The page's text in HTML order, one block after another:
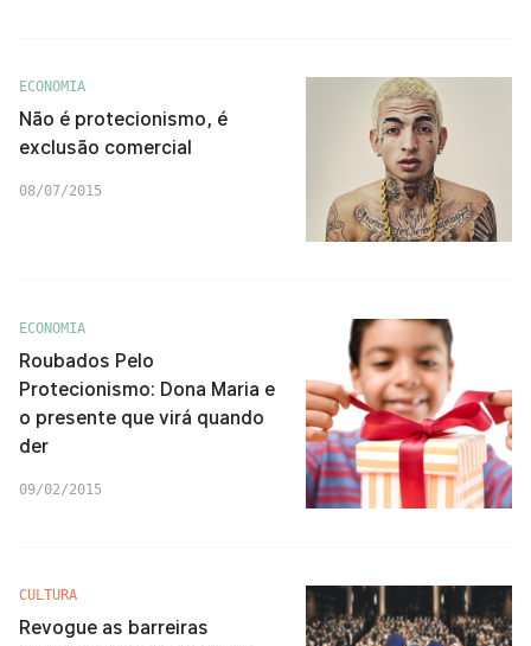
ECONOMIA
Não é protecionismo, é
exclusão comercial
08/07/2015
ECONOMIA
Roubados Pelo
Protecionismo: Dona Maria e
o presente que virá quando
der
09/02/2015
CULTURA
Revogue as barreiras